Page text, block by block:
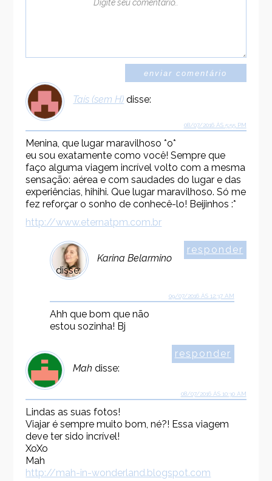
Taís (sem H) disse:
08/07/2016 ÀS 5:55 PM
Menina, que lugar maravilhoso *o*
eu sou exatamente como você! Sempre que
faço alguma viagem incrível volto com a mesma
sensação: aérea e com saudades do lugar e das
experiências, hihihi. Que lugar maravilhoso. Só me
fez reforçar o sonho de conhecê-lo! Beijinhos :*
http://www.eternatpm.com.br
responder
Karina Belarmino
disse:
09/07/2016 ÀS 12:37 AM
Ahh que bom que não
estou sozinha! Bj
responder
Mah disse:
08/07/2016 ÀS 10:30 AM
Lindas as suas fotos!
Viajar é sempre muito bom, né?! Essa viagem
deve ter sido incrível!
XoXo
Mah
http://mah-in-wonderland.blogspot.com